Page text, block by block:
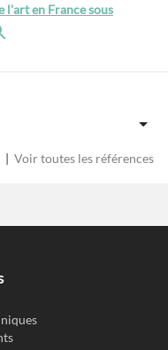
l'art en France sous
| Voir toutes les références